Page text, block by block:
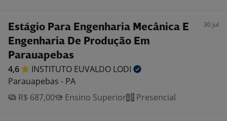
Estágio Para Engenharia Mecânica E
Engenharia De Produção Em
Parauapebas
30 jul
4,6 INSTITUTO EUVALDO LODI
Parauapebas - PA
R$ 687,00
Ensino Superior Presencial